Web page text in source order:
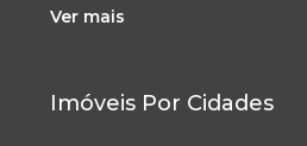
Ver mais
Imóveis Por Cidades